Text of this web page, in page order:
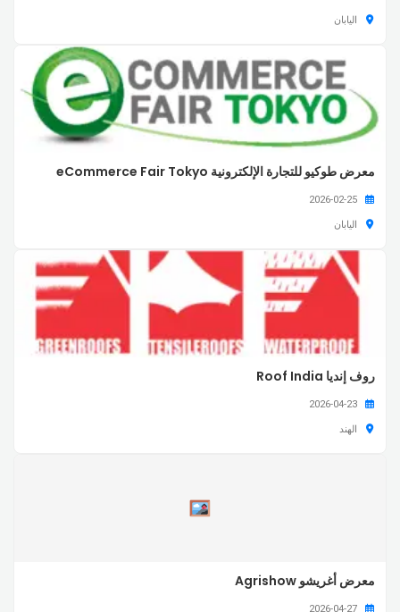
اليابان
معرض طوكيو للتجارة الإلكترونية eCommerce Fair Tokyo
اليابان
روف إنديا Roof India
الهند
معرض أغريشو Agrishow